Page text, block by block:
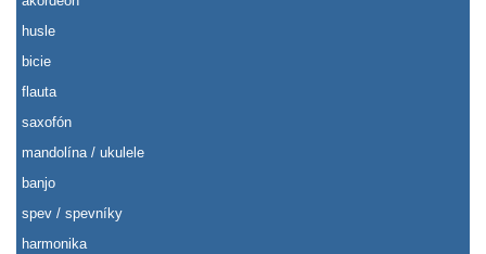
husle
bicie
flauta
saxofón
mandolína / ukulele
banjo
spev / spevníky
harmonika